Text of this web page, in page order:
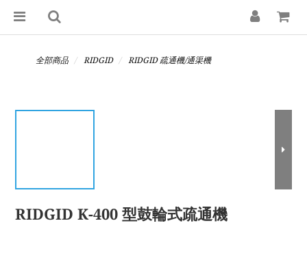
全部商品 RIDGID RIDGID 疏通機/通渠機
RIDGID K-400 型鼓輪式疏通機